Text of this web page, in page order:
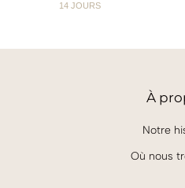
14 JOURS
À
Notre
Où nous